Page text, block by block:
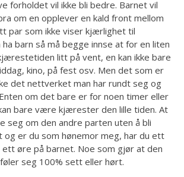
forholdet vil ikke bli bedre. Barnet vil
om en opplever en kald front mellom
par som ikke viser kjærlighet til
ha barn så må begge innse at for en liten
litt på vent, en kan ikke bare
kino, på fest osv. Men det som er
det nettverket man har rundt seg og
om det bare er for noen timer eller
bare være kjærester den lille tiden. At
seg om den andre parten uten å bli
er du som hønemor meg, har du ett
ett øre på barnet. Noe som gjør at den
seg 100% sett eller hørt.